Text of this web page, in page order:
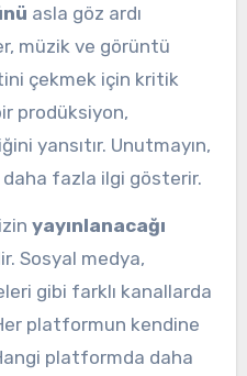
asla göz ardı
müzik ve görüntü
çekmek için kritik
prodüksiyon,
yansıtır. Unutmayın,
fazla ilgi gösterir.
yayınlanacağı
Sosyal medya,
gibi farklı kanallarda
platformun kendine
platformda daha